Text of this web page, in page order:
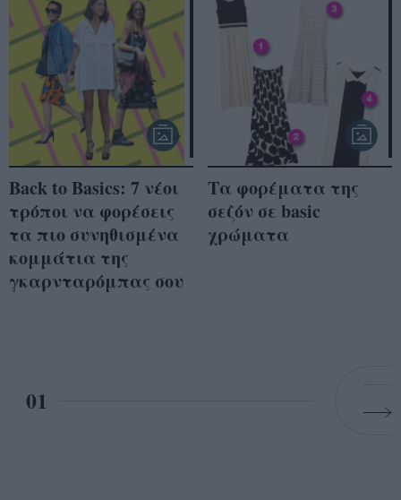
Back to Basics: 7 νέοι
τρόποι να φορέσεις
τα πιο συνηθισμένα
κομμάτια της
γκαρνταρόμπας σου
Τα φορέματα της
σεζόν σε basic
χρώματα
01